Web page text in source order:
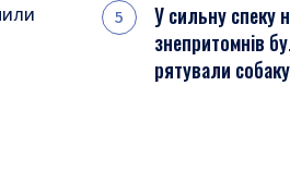
У сильну спеку
знепритомнів
рятували собаку